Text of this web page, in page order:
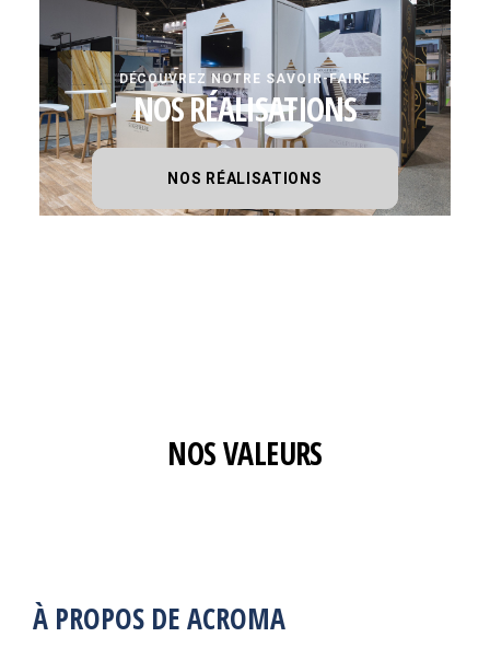
DÉCOUVREZ NOTRE SAVOIR-FAIRE
NOS RÉALISATIONS
NOS RÉALISATIONS
NOS VALEURS
À PROPOS DE ACROMA